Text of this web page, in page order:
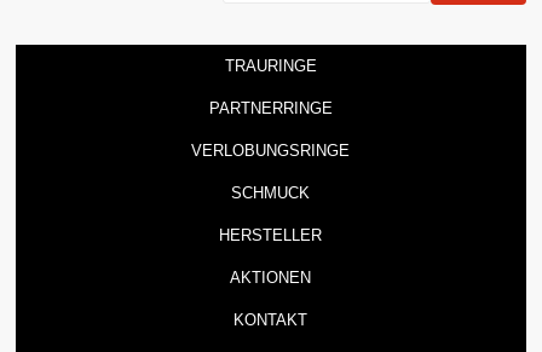
TRAURINGE
PARTNERRINGE
VERLOBUNGSRINGE
SCHMUCK
HERSTELLER
AKTIONEN
KONTAKT